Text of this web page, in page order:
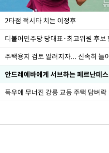
2타점 적시타 치는 이정후
안드레예바에게 서브하는 페르난데스
폭우에 무너진 강릉 교동 주택 담벼락